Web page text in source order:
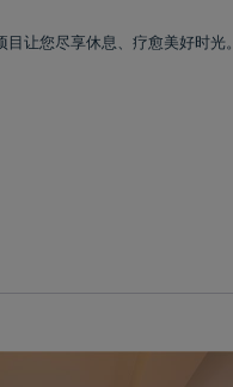
让您尽享休息、疗愈美好时光。